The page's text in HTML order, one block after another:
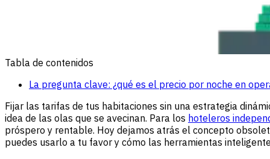
Tabla de contenidos
La pregunta clave: ¿qué es el precio por noche en
Fijar las tarifas de tus habitaciones sin una estrategia
idea de las olas que se avecinan. Para los hoteleros
próspero y rentable. Hoy dejamos atrás el concepto
puedes usarlo a tu favor y cómo las herramientas